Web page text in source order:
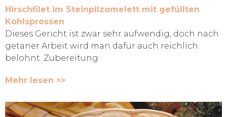
Hirschfilet im Steinpilzomelett mit gefüllten
Kohlsprossen
Dieses Gericht ist zwar sehr aufwendig, doch nach
getaner Arbeit wird man dafür auch reichlich
belohnt. Zubereitung
Mehr lesen >>